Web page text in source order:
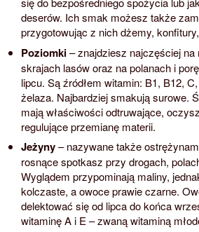
deserów. Ich smak możesz także
przygotowując z nich dżemy,
Poziomki– znajdziesz najczęściej na
skrajach lasów oraz na polanach i
lipcu. Są źródłem witamin: B1, B12,
żelaza. Najbardziej smakują surowe.
mają właściwości odtruwające,
regulujące przemianę materii.
Jeżyny– nazywane także
rosnące spotkasz przy drogach,
Wyglądem przypominają maliny,
kolczaste, a owoce prawie czarne.
delektować się od lipca do końca
witaminę A i E – zwaną witaminą